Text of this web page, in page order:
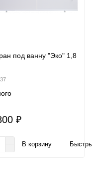
под ванну "Эко" 1,8
₽
В корзину